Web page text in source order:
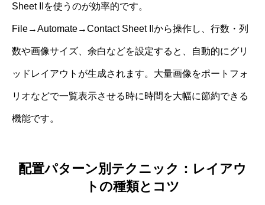
Sheet IIを使うのが効率的です。
File→Automate→Contact Sheet IIから操作し、行数・列
数や画像サイズ、余白などを設定すると、自動的にグリ
ッドレイアウトが生成されます。大量画像をポートフォ
リオなどで一覧表示させる時に時間を大幅に節約できる
機能です。
配置パターン別テクニック：レイアウ
トの種類とコツ